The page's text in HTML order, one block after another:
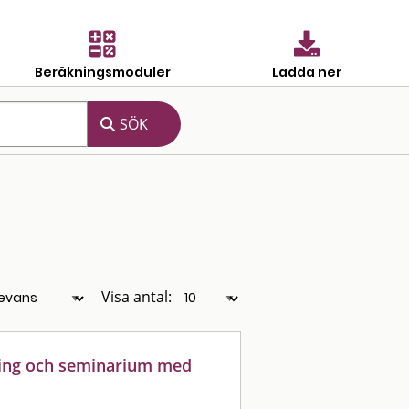
Beräkningsmoduler Ladda ner
Visa antal:
och seminarium med